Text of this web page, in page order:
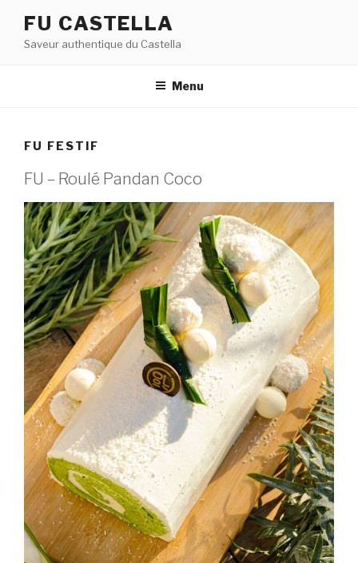
contenu
FU CASTELLA
Saveur authentique du Castella
Menu
FU FESTIF
FU – Roulé Pandan Coco